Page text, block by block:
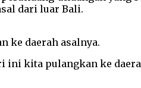
dari luar Bali.
ke daerah asalnya.
ini kita pulangkan ke